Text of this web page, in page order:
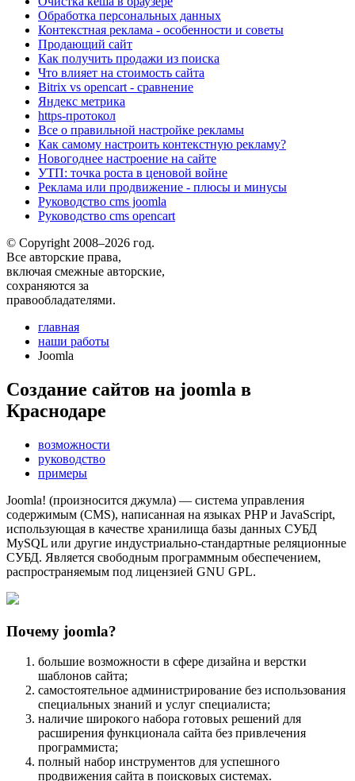
Обработка персональных данных
Контекстная реклама - особенности и советы
Продающий сайт
Как получить продажи из поиска
Что влияет на стоимость сайта
Bitrix vs opencart - сравнение
Яндекс метрика
https-протокол
Все о правильной настройке рекламы
Как самому настроить контекстную рекламу?
Новогоднее настроение на сайте
УТП: точка роста в ценовой войне
Реклама или продвижение - плюсы и минусы
Руководство cms joomla
Руководство cms opencart
© Copyright 2008–2026 год.
Все авторские права,
включая смежные авторские,
сохраняются за
правообладателями.
главная
наши работы
Joomla
Создание сайтов на joomla в
Краснодаре
возможности
руководство
примеры
Joomla! (произносится джумла) — система управления
содержимым (CMS), написанная на языках PHP и JavaScript,
использующая в качестве хранилища базы данных СУБД
MySQL или другие индустриально-стандартные реляционные
СУБД. Является свободным программным обеспечением,
распространяемым под лицензией GNU GPL.
Почему joomla?
большие возможности в сфере дизайна и верстки
шаблонов сайта;
самостоятельное администрирование без использования
специальных знаний и услуг специалиста;
наличие широкого набора готовых решений для
расширения функционала сайта без привлечения
программиста;
полный набор инструментов для успешного
продвижения сайта в поисковых системах.